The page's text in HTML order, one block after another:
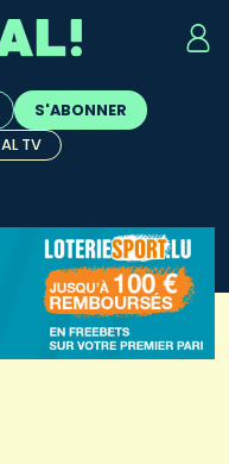
sont
S'ABONNER
TV